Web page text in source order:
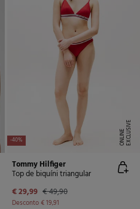
-40% E
X
C
L
U
SI
V
E
O
N
LI
N
E
Tommy Hilfiger
Top de biquíni triangular
€ 29,99 € 49,90
Desconto€ 19,91